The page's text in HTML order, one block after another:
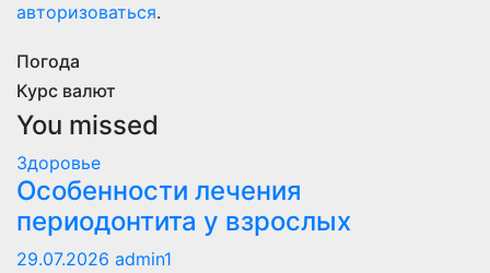
авторизоваться.
Погода
Курс валют
You missed
Здоровье
Особенности лечения
периодонтита у взрослых
29.07.2026 admin1